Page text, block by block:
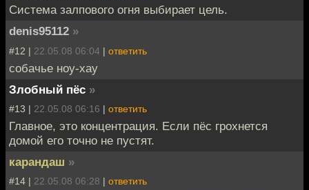
Система залпового огня выбирает цель.
denis95112 »
#12 | 22.05.08 06:04 | ответить
собачье ноу-хау
Злобный пёс »
#13 | 22.05.08 06:16 | ответить
Главное, это концентрация. Если пёс грохнется
домой его точно не пустят.
карандаш »
#14 | 22.05.08 06:28 | ответить